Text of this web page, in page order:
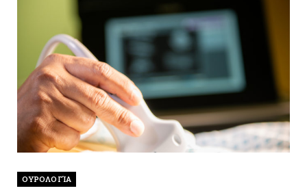
ΟΥΡΟΛΟΓΊΑ